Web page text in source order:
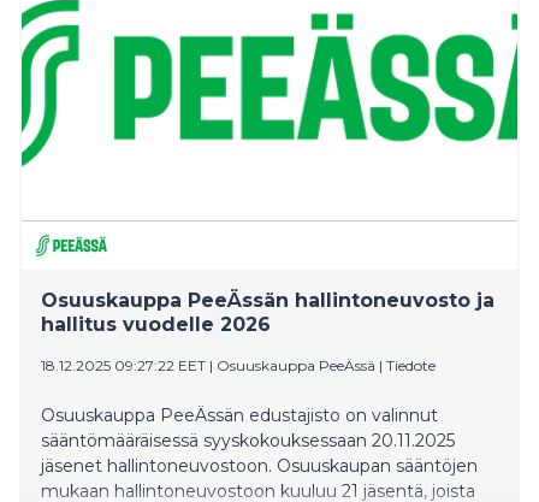
sovellus Commu. Tällä hetkellä kilpailua johtaa
Raaseporin kaupunki, toisena Luumäki ja kolmantena
Ruokolahti.
Osuuskauppa PeeÄssän hallintoneuvosto ja
hallitus vuodelle 2026
18.12.2025 09:27:22 EET | Osuuskauppa PeeÄssä | Tiedote
Osuuskauppa PeeÄssän edustajisto on valinnut
sääntömääräisessä syyskokouksessaan 20.11.2025
jäsenet hallintoneuvostoon. Osuuskaupan sääntöjen
mukaan hallintoneuvostoon kuuluu 21 jäsentä, joista